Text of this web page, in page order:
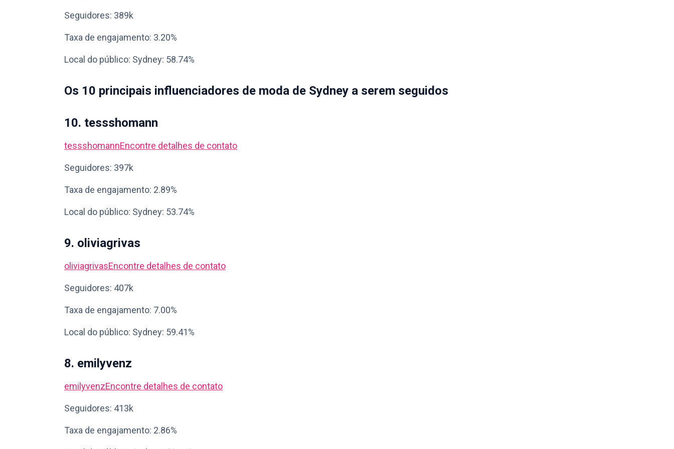
Seguidores: 389k
Taxa de engajamento: 3.20%
Local do público: Sydney: 58.74%
Os 10 principais influenciadores de moda de Sydney a serem seguidos
10. tessshomann
tessshomannEncontre detalhes de contato
Seguidores: 397k
Taxa de engajamento: 2.89%
Local do público: Sydney: 53.74%
9. oliviagrivas
oliviagrivasEncontre detalhes de contato
Seguidores: 407k
Taxa de engajamento: 7.00%
Local do público: Sydney: 59.41%
8. emilyvenz
emilyvenzEncontre detalhes de contato
Seguidores: 413k
Taxa de engajamento: 2.86%